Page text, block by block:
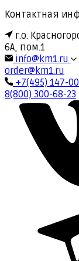
Контактная
г.о.
6А, пом.1
info@km1.ru
order@km1.ru
+7(495) 147-
8(800) 300-68-23